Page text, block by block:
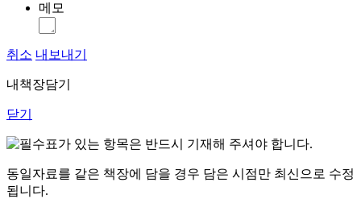
메모
취소 내보내기
내책장담기
닫기
표가 있는 항목은 반드시 기재해 주셔야 합니다.
동일자료를 같은 책장에 담을 경우 담은 시점만 최신으로 수정
됩니다.